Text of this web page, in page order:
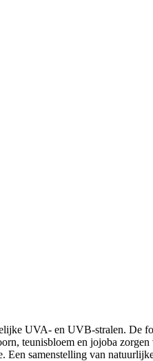
UVA- en UVB-stralen. De
teunisbloem en jojoba
samenstelling van